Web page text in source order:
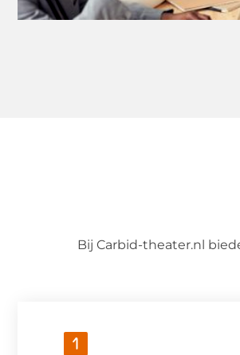
Bij Carbid-theater.nl